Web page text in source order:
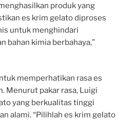
produk yang
es krim gelato diproses
untuk menghindari
bahan kimia berbahaya,”
memperhatikan rasa es
Menurut pakar rasa, Luigi
yang berkualitas tinggi
alami. “Pilihlah es krim gelato